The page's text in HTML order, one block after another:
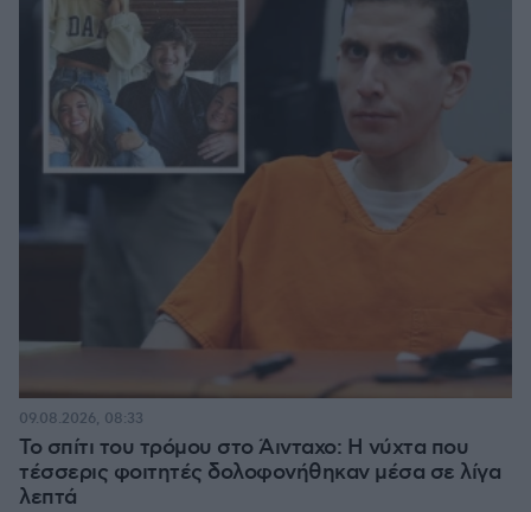
Το σπίτι του τρόμου στο Άινταχο: Η νύχτα που
τέσσερις φοιτητές δολοφονήθηκαν μέσα σε λίγα
λεπτά
09.08.2026, 08:33